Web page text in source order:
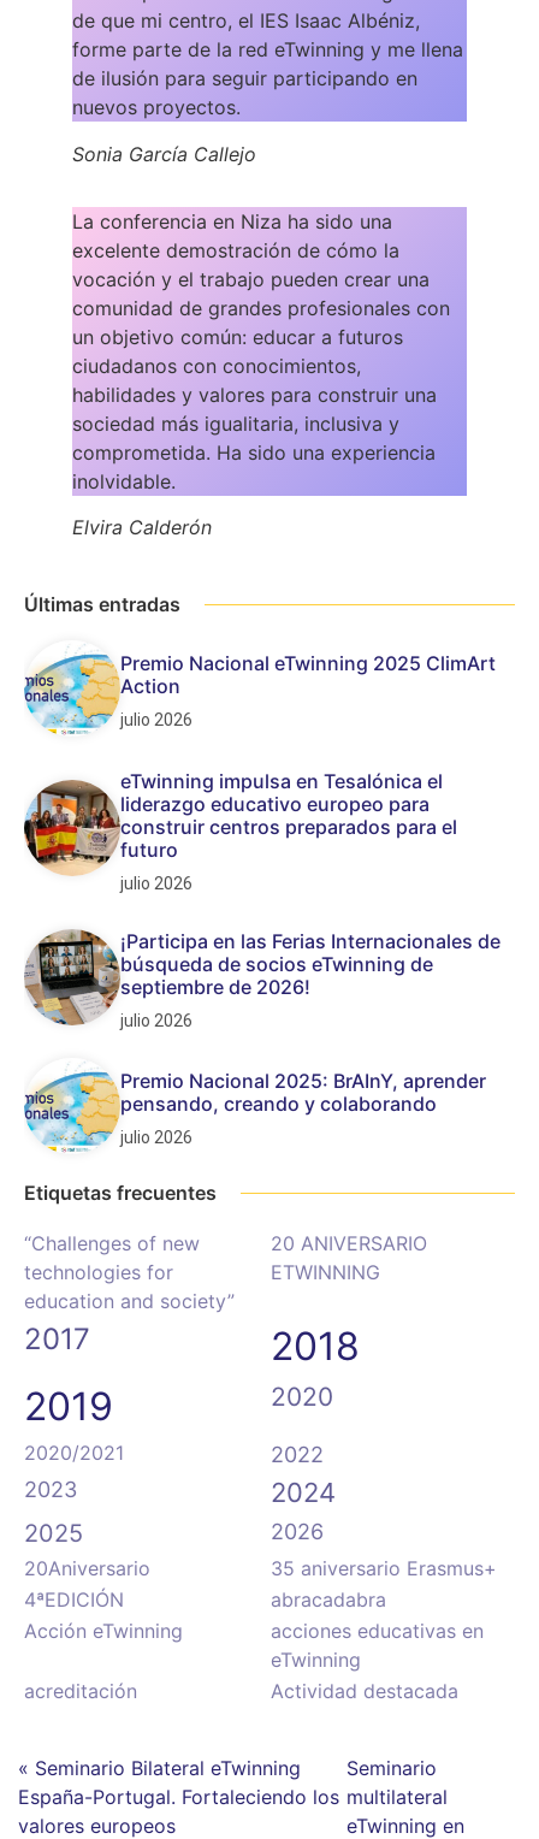
de que mi centro, el IES Isaac Albéniz,
forme parte de la red eTwinning y me llena
de ilusión para seguir participando en
nuevos proyectos.
Sonia García Callejo
La conferencia en Niza ha sido una
excelente demostración de cómo la
vocación y el trabajo pueden crear una
comunidad de grandes profesionales con
un objetivo común: educar a futuros
ciudadanos con conocimientos,
habilidades y valores para construir una
sociedad más igualitaria, inclusiva y
comprometida. Ha sido una experiencia
inolvidable.
Elvira Calderón
Últimas entradas
Premio Nacional eTwinning 2025 ClimArt
Action
julio 2026
eTwinning impulsa en Tesalónica el
liderazgo educativo europeo para
construir centros preparados para el
futuro
julio 2026
¡Participa en las Ferias Internacionales de
búsqueda de socios eTwinning de
septiembre de 2026!
julio 2026
Premio Nacional 2025: BrAInY, aprender
pensando, creando y colaborando
julio 2026
Etiquetas frecuentes
“Challenges of new
technologies for
education and society”
20 ANIVERSARIO
ETWINNING
2017
2018
2019
2020
2020/2021
2022
2023
2024
2025 2026
20Aniversario
35 aniversario Erasmus+
4ªEDICIÓN
abracadabra
Acción eTwinning
acciones educativas en
eTwinning
acreditación
Actividad destacada
« Seminario Bilateral eTwinning
España-Portugal. Fortaleciendo los
valores europeos
Seminario
multilateral
eTwinning en